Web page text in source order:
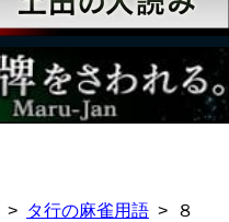
タ行の麻雀用語
８